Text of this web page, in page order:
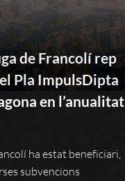
de Francolí rep
Pla ImpulsDipta
en l’anualitat
ha estat beneficiari,
subvencions